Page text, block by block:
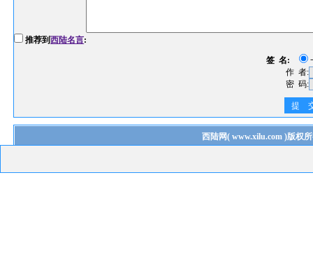
推荐到西陆名言:
签 名:
作 者:
密 码:
提
西陆网( www.xilu.com)版权